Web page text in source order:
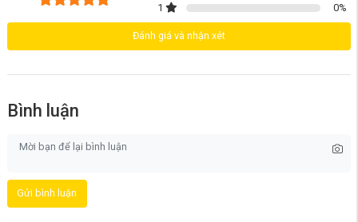
1
0%
Đánh giá và nhận xét
Bình luận
Gửi bình luận